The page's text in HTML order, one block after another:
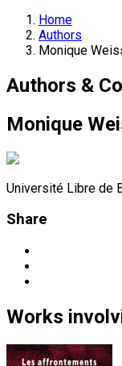
Home
Authors
Monique
Authors &
Monique
Université Libre de
Share
Works